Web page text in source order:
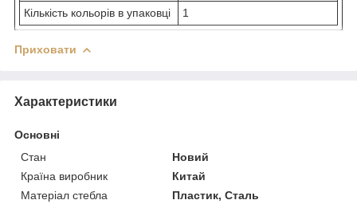
Кількість кольорів в упаковці
1
Приховати
Характеристики
Основні
Стан
Новий
Країна виробник
Китай
Матеріал стебла
Пластик, Сталь